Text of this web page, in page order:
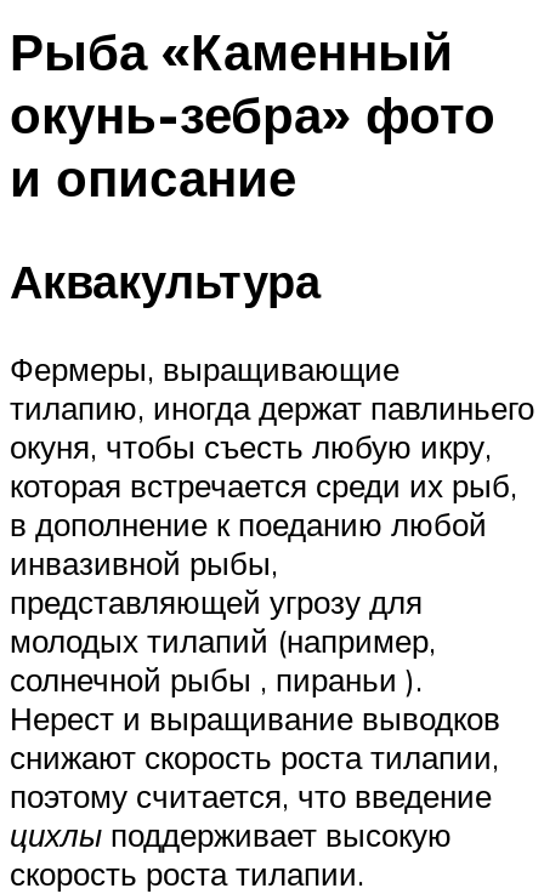
Рыба «Каменный
окунь-зебра» фото
и описание
Аквакультура
Фермеры, выращивающие
тилапию, иногда держат павлиньего
окуня, чтобы съесть любую икру,
которая встречается среди их рыб,
в дополнение к поеданию любой
инвазивной рыбы,
представляющей угрозу для
молодых тилапий (например,
солнечной рыбы , пираньи ).
Нерест и выращивание выводков
снижают скорость роста тилапии,
поэтому считается, что введение
цихлы поддерживает высокую
скорость роста тилапии.